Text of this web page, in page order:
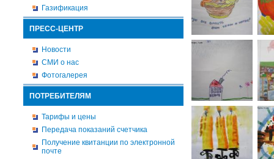
Газификация
ПРЕСС-ЦЕНТР
Новости
СМИ о нас
Фотогалерея
ПОТРЕБИТЕЛЯМ
Тарифы и цены
Передача показаний счетчика
Получение квитанции по электронной
почте